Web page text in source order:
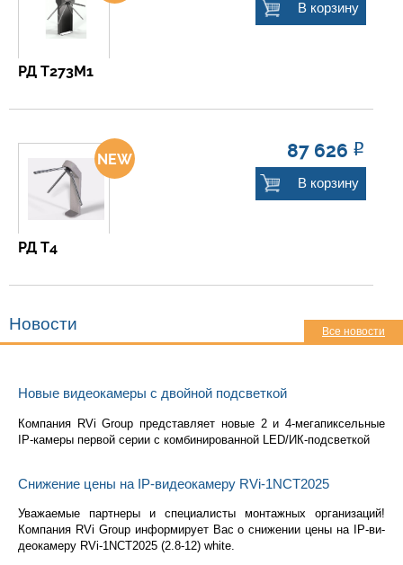
РД Т273М1
В корзину
РД Т4
87 626 Р
В корзину
Новости
Новые видеокамеры с двойной подсветкой
Ком­па­ния RVi Group пред­став­ля­ет новые 2 и 4-ме­га­пик­сель­ные
IP-ка­ме­ры пер­вой серии с ком­би­ни­ро­ван­ной LED/ИК-под­свет­кой
Снижение цены на IP-видеокамеру RVi-1NCT2025
Ува­жа­е­мые парт­не­ры и спе­ци­а­ли­сты мон­таж­ных ор­га­ни­за­ций!
Ком­па­ния RVi Group ин­фор­ми­ру­ет Вас о сни­же­нии цены на IP-ви­
део­ка­ме­ру RVi-1NCT2025 (2.8-12) white.
Все новости